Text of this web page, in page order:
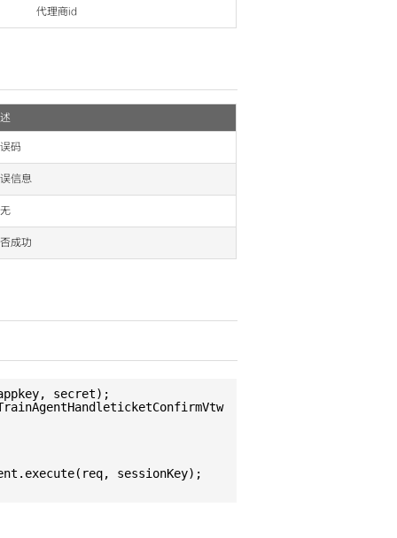
代理商id
码
信息
成功
secret);
sessionKey);